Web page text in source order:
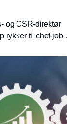
og CSR-direktør
rykker til chef-job i